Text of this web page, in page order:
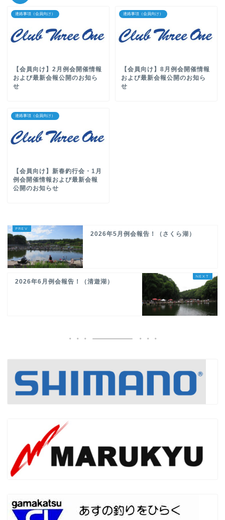
連絡事項（会員向け）
【会員向け】2月例会開催情報
および最新会報公開のお知ら
せ
連絡事項（会員向け）
【会員向け】8月例会開催情報
および最新会報公開のお知ら
せ
連絡事項（会員向け）
【会員向け】新春釣行会・1月
例会開催情報および最新会報
公開のお知らせ
2026年5月例会報告！（さくら湖）
2026年6月例会報告！（清遊湖）